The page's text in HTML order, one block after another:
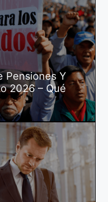
Pensiones Y
2026 – Qué